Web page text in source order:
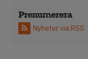
Prenumerera
Nyheter via RSS